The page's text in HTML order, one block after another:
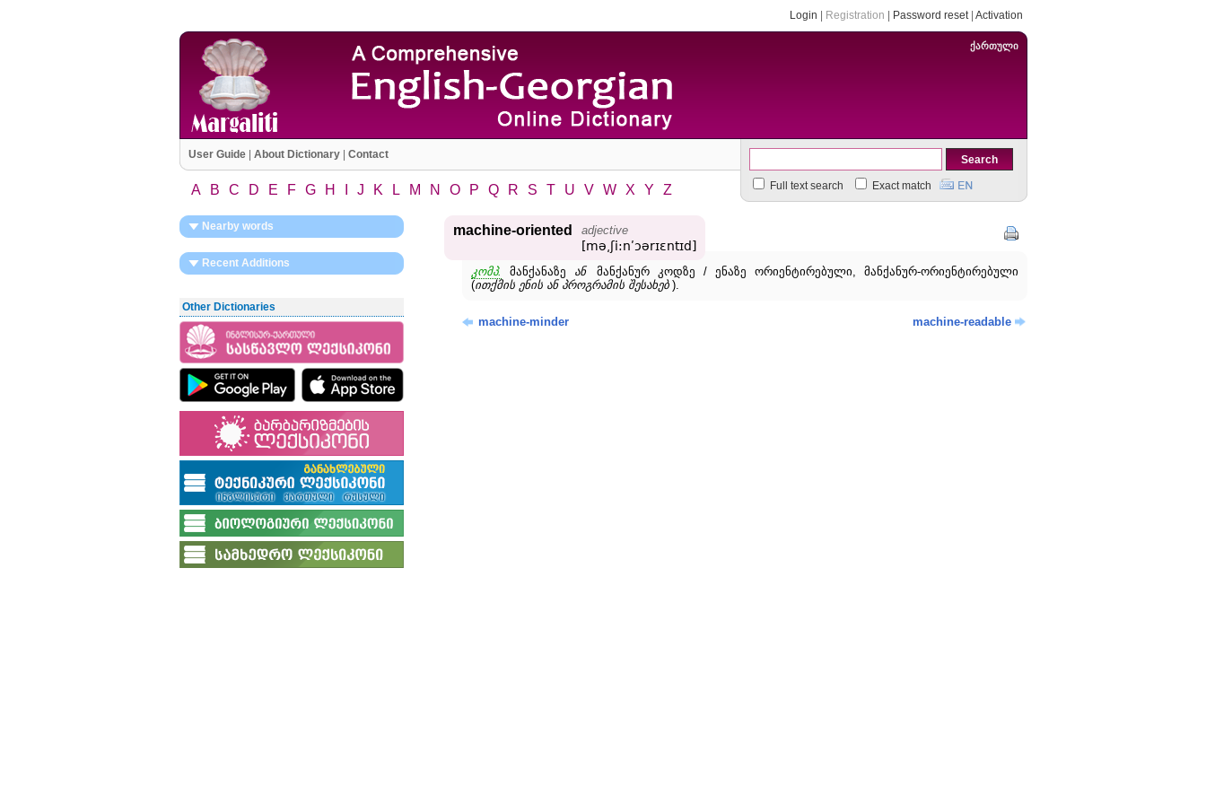
Login Registration Password reset| Activation
ქართული
User Guide| About Dictionary| Contact
Full text search Exact match
A B C D E F G H J K L M N O P Q R S T U V W X Y Z
Nearby words
Recent Additions
Other Dictionaries
machine-oriented adjective
[mə͵ʃi:nʹɔərɪɛntɪd]
კომპ. მანქანაზე ან
მანქანურ კოდზე / ენაზე ორიენტირებული, მანქანურ-ორიენტირებული
(ითქმის ენის ან პროგრამის შესახებ ).
machine-minder machine-readable